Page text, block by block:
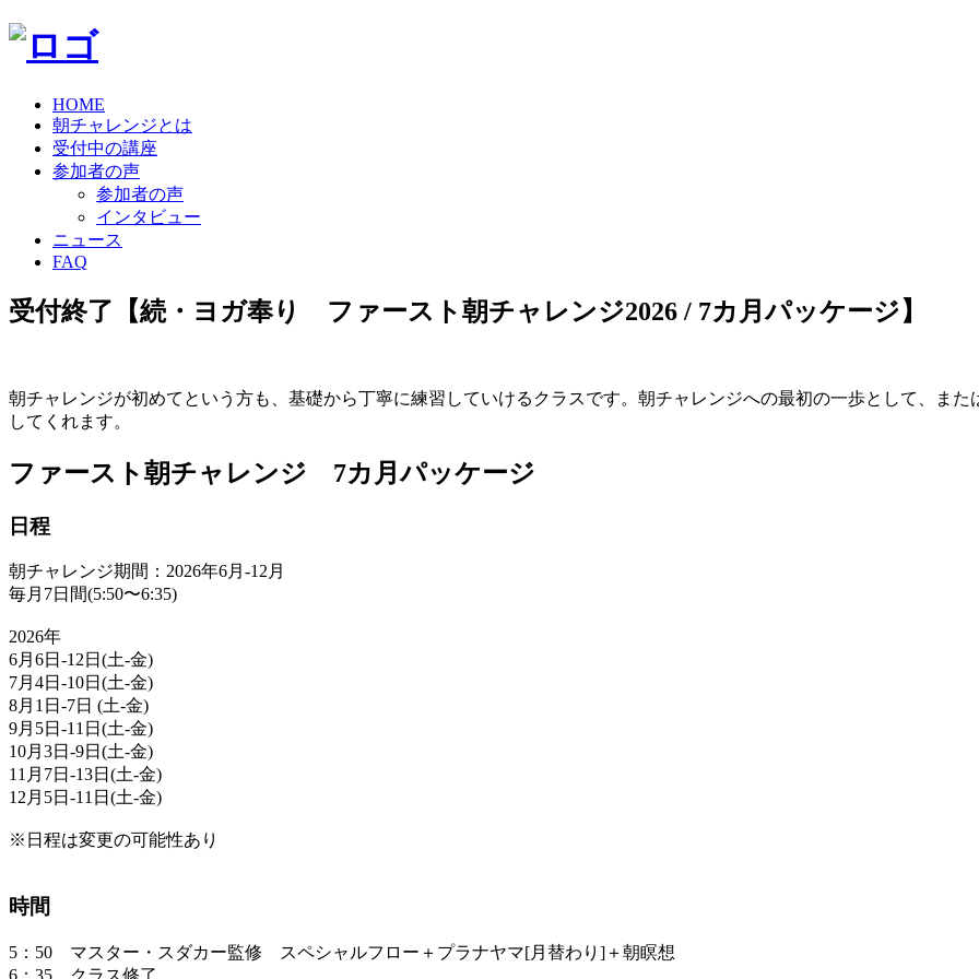
HOME
朝チャレンジとは
受付中の講座
参加者の声
参加者の声
インタビュー
ニュース
FAQ
受付終了【続・ヨガ奉り ファースト朝チャレンジ2026 / 7カ月パッケージ】
朝チャレンジが初めてという方も、基礎から丁寧に練習していけるクラスです。朝チャレンジへの最初の一歩として、ま
してくれます。
ファースト朝チャレンジ 7カ月パッケージ
日程
朝チャレンジ期間：2026年6月-12月
毎月7日間(5:50〜6:35)
2026年
6月6日-12日(土-金)
7月4日-10日(土-金)
8月1日-7日 (土-金)
9月5日-11日(土-金)
10月3日-9日(土-金)
11月7日-13日(土-金)
12月5日-11日(土-金)
※日程は変更の可能性あり
時間
5：50 マスター・スダカー監修 スペシャルフロー＋プラナヤマ[月替わり]＋朝瞑想
6：35 クラス修了